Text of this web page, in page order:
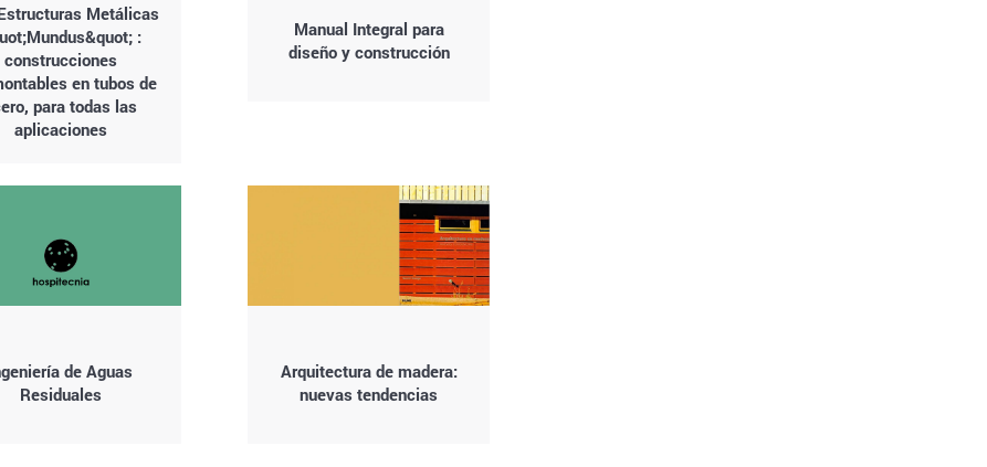
Metálicas
:
construcciones
en tubos de
para todas las
aplicaciones
Manual Integral para
diseño y construcción
de Aguas
Residuales
Arquitectura de madera:
nuevas tendencias